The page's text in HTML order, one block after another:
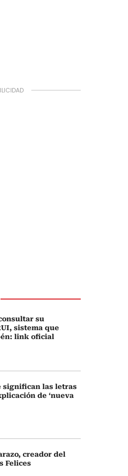
su
sistema que
link oficial
significan las letras
de ‘nueva
creador del
Felices